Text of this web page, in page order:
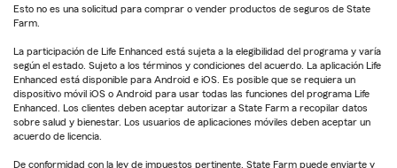
Esto no es una solicitud para comprar o vender productos de seguros de State
Farm.
La participación de Life Enhanced está sujeta a la elegibilidad del programa y varía
según el estado. Sujeto a los términos y condiciones del acuerdo. La aplicación Life
Enhanced está disponible para Android e iOS. Es posible que se requiera un
dispositivo móvil iOS o Android para usar todas las funciones del programa Life
Enhanced. Los clientes deben aceptar autorizar a State Farm a recopilar datos
sobre salud y bienestar. Los usuarios de aplicaciones móviles deben aceptar un
acuerdo de licencia.
De conformidad con la ley de impuestos pertinente, State Farm puede enviarte y